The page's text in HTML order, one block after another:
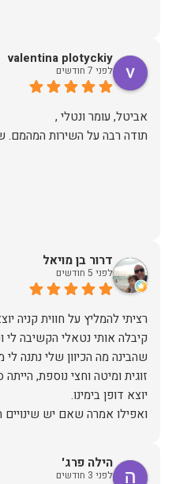
valentina plotyckiy
לפני 7 חודשים
תודה רבה על השירות המהמם.
דרור בן מויאל
לפני 5 חודשים
רציתי להמליץ על חווית קניה
קיבלה אותי נטאלי הקשיבה
שהבינה מה הכיוון שלי נתנה
זוגית ומיטה וחצי נוספת,
תודה.
הילה פרג'
לפני 3 חודשים